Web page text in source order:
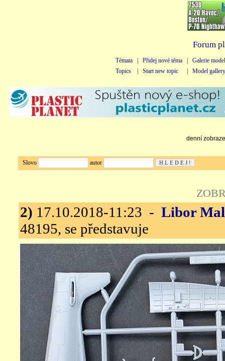
Forum
Témata Přidej nové téma
Galerie
Topics
Start new topic Model gallery
denní
Slovo autor
2) 17.10.2018-11:23 - Libor
48195, se představuje